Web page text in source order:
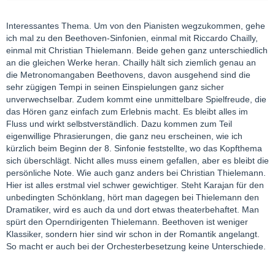
Interessantes Thema. Um von den Pianisten wegzukommen, gehe
ich mal zu den Beethoven-Sinfonien, einmal mit Riccardo Chailly,
einmal mit Christian Thielemann. Beide gehen ganz unterschiedlich
an die gleichen Werke heran. Chailly hält sich ziemlich genau an
die Metronomangaben Beethovens, davon ausgehend sind die
sehr zügigen Tempi in seinen Einspielungen ganz sicher
unverwechselbar. Zudem kommt eine unmittelbare Spielfreude, die
das Hören ganz einfach zum Erlebnis macht. Es bleibt alles im
Fluss und wirkt selbstverständlich. Dazu kommen zum Teil
eigenwillige Phrasierungen, die ganz neu erscheinen, wie ich
kürzlich beim Beginn der 8. Sinfonie feststellte, wo das Kopfthema
sich überschlägt. Nicht alles muss einem gefallen, aber es bleibt die
persönliche Note. Wie auch ganz anders bei Christian Thielemann.
Hier ist alles erstmal viel schwer gewichtiger. Steht Karajan für den
unbedingten Schönklang, hört man dagegen bei Thielemann den
Dramatiker, wird es auch da und dort etwas theaterbehaftet. Man
spürt den Operndirigenten Thielemann. Beethoven ist weniger
Klassiker, sondern hier sind wir schon in der Romantik angelangt.
So macht er auch bei der Orchesterbesetzung keine Unterschiede.